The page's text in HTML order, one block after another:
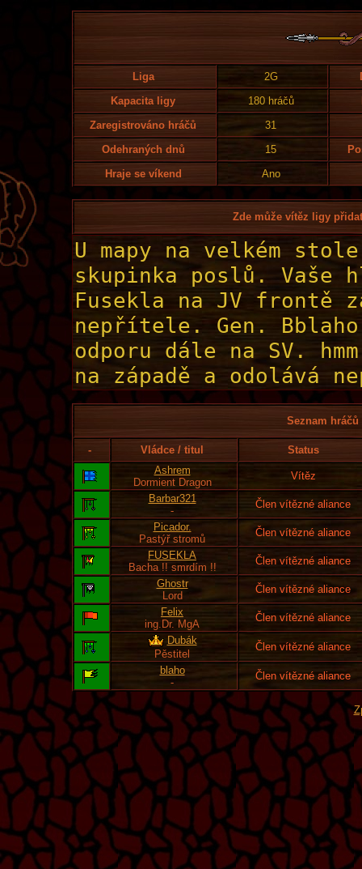
Liga 2G
Kapacita ligy
180 hráčů
Zaregistrováno hráčů
31
Odehraných dnů
15
Hraje se víkend
Ano
Zde může vítěz ligy
Seznam
- Vládce / titul
Status
Ashrem
Dormient Dragon
Vítěz
Barbar321
-
Člen vítězné aliance
Picador.
Pastýř stromů
Člen vítězné aliance
FUSEKLA
Bacha !! smrdím !!
Člen vítězné aliance
Ghostr
Lord
Člen vítězné aliance
Felix
ing.Dr. MgA
Člen vítězné aliance
Dubák
Pěstitel
Člen vítězné aliance
blaho
-
Člen vítězné aliance